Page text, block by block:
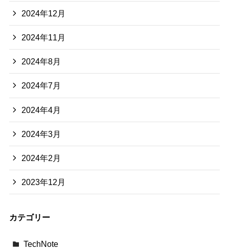
2024年12月
2024年11月
2024年8月
2024年7月
2024年4月
2024年3月
2024年2月
2023年12月
カテゴリー
TechNote